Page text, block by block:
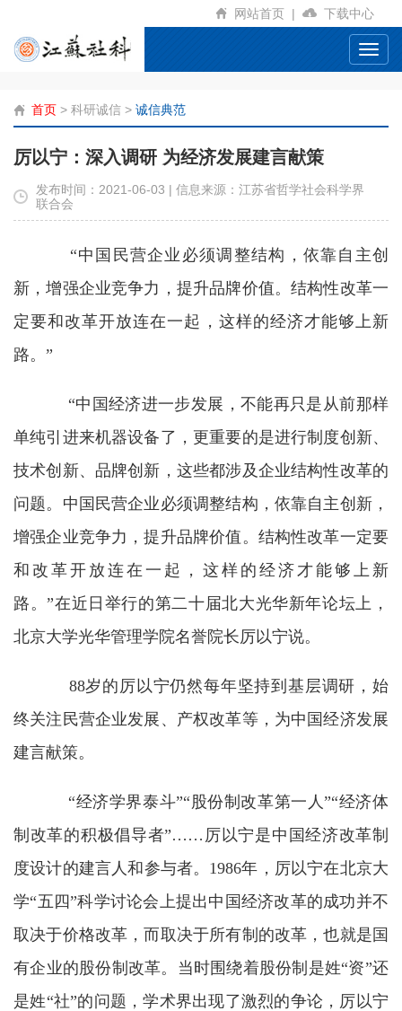
网站首页 | 下载中心
首页 > 科研诚信 > 诚信典范
厉以宁：深入调研 为经济发展建言献策
发布时间：2021-06-03 | 信息来源：江苏省哲学社会科学界
联合会
“中国民营企业必须调整结构，依靠自主创
新，增强企业竞争力，提升品牌价值。结构性改革一
定要和改革开放连在一起，这样的经济才能够上新
路。 ”
“中国经济进一步发展，不能再只是从前那样
单纯引进来机器设备了，更重要的是进行制度创新、
技术创新、品牌创新，这些都涉及企业结构性改革的
问题。中国民营企业必须调整结构，依靠自主创新，
增强企业竞争力，提升品牌价值。结构性改革一定要
和改革开放连在一起，这样的经济才能够上新
路。”在近日举行的第二十届北大光华新年论坛上，
北京大学光华管理学院名誉院长厉以宁说。
88岁的厉以宁仍然每年坚持到基层调研，始
终关注民营企业发展、产权改革等，为中国经济发展
建言献策。
“经济学界泰斗”“股份制改革第一人”“经济体
制改革的积极倡导者”…… 厉以宁是中国经济改革制
度设计的建言人和参与者。 1986年，厉以宁在北京大
学“五四”科学讨论会上提出中国经济改革的成功并不
取决于价格改革，而取决于所有制的改革，也就是国
有企业的股份制改革。当时围绕着股份制是姓“资”还
是姓“社”的问题，学术界出现了激烈的争论，厉以宁